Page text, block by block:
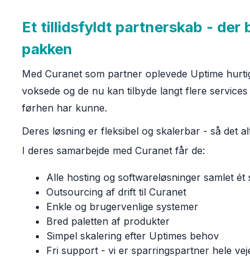
Et tillidsfyldt partnerskab - der
pakken
Med Curanet som partner oplevede Uptime
voksede og de nu kan tilbyde langt flere
førhen har kunne.
Deres løsning er fleksibel og skalerbar - så det
I deres samarbejde med Curanet får de:
Alle hosting og softwareløsninger samlet ét
Outsourcing af drift til Curanet
Enkle og brugervenlige systemer
Bred paletten af produkter
Simpel skalering efter Uptimes behov
Fri support - vi er sparringspartner hele